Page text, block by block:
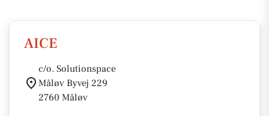
AICE
c/o. Solutionspace
Måløv Byvej 229
2760 Måløv